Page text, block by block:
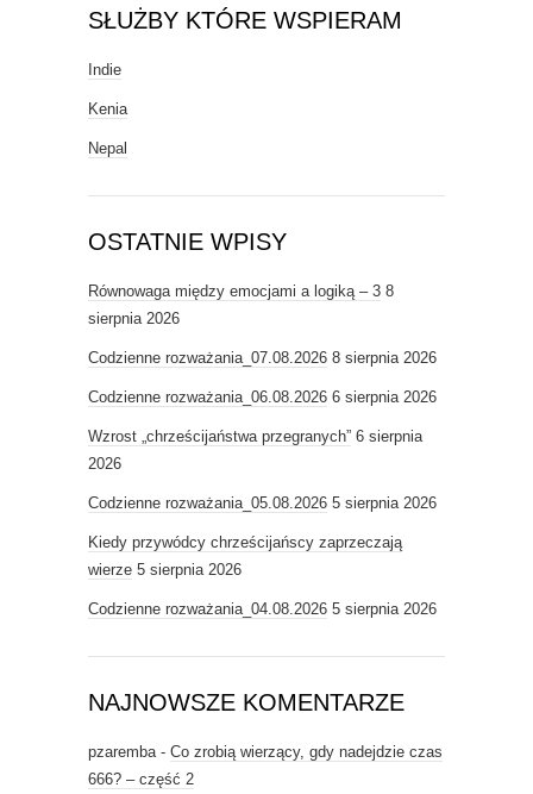
SŁUŻBY KTÓRE WSPIERAM
Indie
Kenia
Nepal
OSTATNIE WPISY
Równowaga między emocjami a logiką – 3 8
sierpnia 2026
Codzienne rozważania_07.08.2026 8 sierpnia 2026
Codzienne rozważania_06.08.2026 6 sierpnia 2026
Wzrost „chrześcijaństwa przegranych” 6 sierpnia
2026
Codzienne rozważania_05.08.2026 5 sierpnia 2026
Kiedy przywódcy chrześcijańscy zaprzeczają
wierze 5 sierpnia 2026
Codzienne rozważania_04.08.2026 5 sierpnia 2026
NAJNOWSZE KOMENTARZE
pzaremba- Co zrobią wierzący, gdy nadejdzie czas
666? – część 2